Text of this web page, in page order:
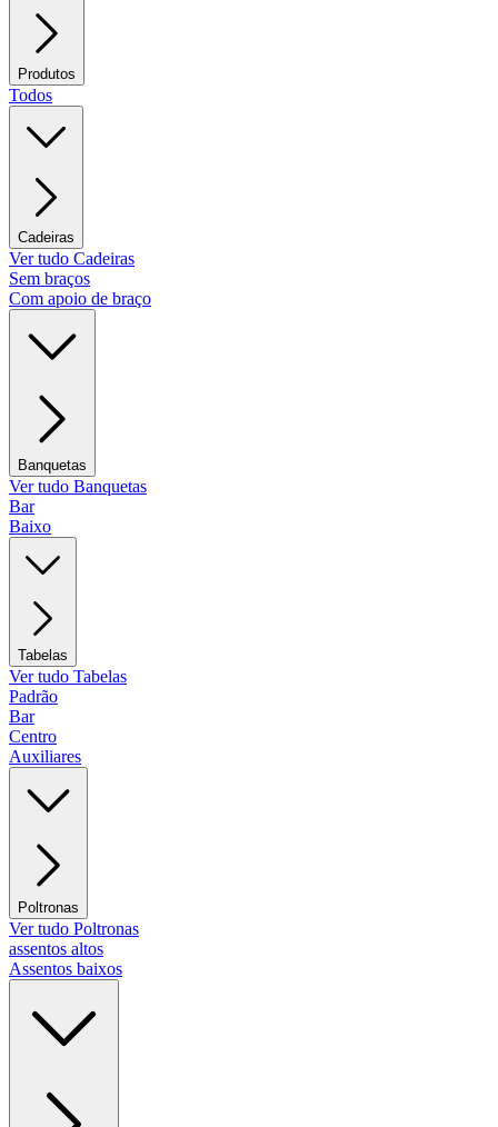
Produtos
Todos
Cadeiras
Ver tudo Cadeiras
Sem braços
Com apoio de braço
Banquetas
Ver tudo Banquetas
Bar
Baixo
Tabelas
Ver tudo Tabelas
Padrão
Bar
Centro
Auxiliares
Poltronas
Ver tudo Poltronas
assentos altos
Assentos baixos